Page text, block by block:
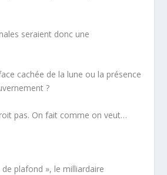
seraient donc une
cachée de la lune ou la présence
?
pas. On fait comme on veut…
plafond », le milliardaire